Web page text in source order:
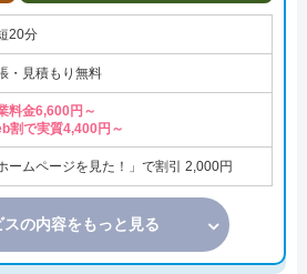
20分
・見積もり無料
料金6,600円～
割で実質4,400円～
ホームページを見た！」で割引 2,000円
スの内容をもっと見る